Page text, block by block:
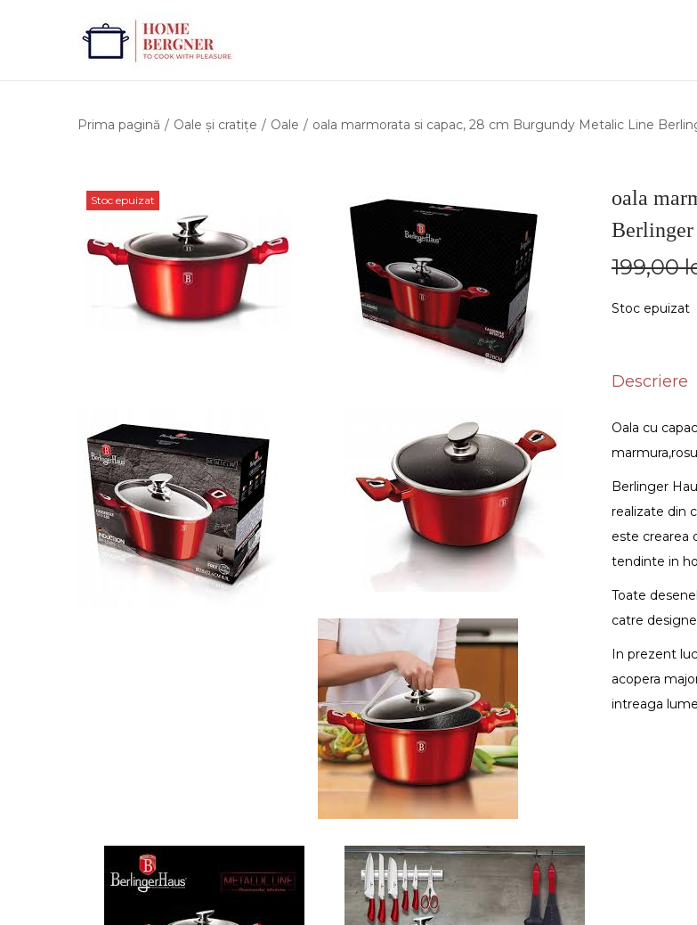
Prima pagină / Oale și cratițe / Oale / oala marmorata si capac, 28 cm Burgundy Metalic Line
Stoc epuizat
oala
Berlinger
199,00
Stoc epuizat
Descriere
Oala cu
Berlinger
realizate din
este crearea
tendinte in
Toate
catre
In prezent
acopera
intreaga